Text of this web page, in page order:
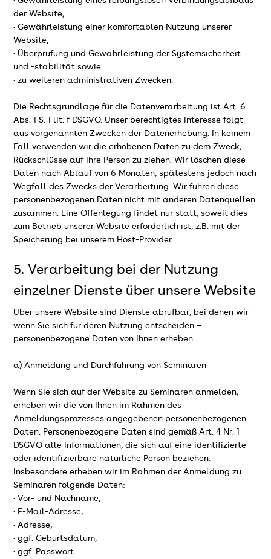
der Website,
• Gewährleistung einer komfortablen Nutzung unserer
Website,
• Überprüfung und Gewährleistung der Systemsicherheit
und -stabilität sowie
• zu weiteren administrativen Zwecken.
Die Rechtsgrundlage für die Datenverarbeitung ist Art. 6
Abs. 1 S. 1 lit. f DSGVO. Unser berechtigtes Interesse folgt
aus vorgenannten Zwecken der Datenerhebung. In keinem
Fall verwenden wir die erhobenen Daten zu dem Zweck,
Rückschlüsse auf Ihre Person zu ziehen. Wir löschen diese
Daten nach Ablauf von 6 Monaten, spätestens jedoch nach
Wegfall des Zwecks der Verarbeitung. Wir führen diese
personenbezogenen Daten nicht mit anderen Datenquellen
zusammen. Eine Offenlegung findet nur statt, soweit dies
zum Betrieb unserer Website erforderlich ist, z.B. mit der
Speicherung bei unserem Host-Provider.
5. Verarbeitung bei der Nutzung
einzelner Dienste über unsere Website
Über unsere Website sind Dienste abrufbar, bei denen wir –
wenn Sie sich für deren Nutzung entscheiden –
personenbezogene Daten von Ihnen erheben.
a) Anmeldung und Durchführung von Seminaren
Wenn Sie sich auf der Website zu Seminaren anmelden,
erheben wir die von Ihnen im Rahmen des
Anmeldungsprozesses angegebenen personenbezogenen
Daten. Personenbezogene Daten sind gemäß Art. 4 Nr. 1
DSGVO alle Informationen, die sich auf eine identifizierte
oder identifizierbare natürliche Person beziehen.
Insbesondere erheben wir im Rahmen der Anmeldung zu
Seminaren folgende Daten:
• Vor- und Nachname,
• E-Mail-Adresse,
• Adresse,
• ggf. Geburtsdatum,
• ggf. Passwort.